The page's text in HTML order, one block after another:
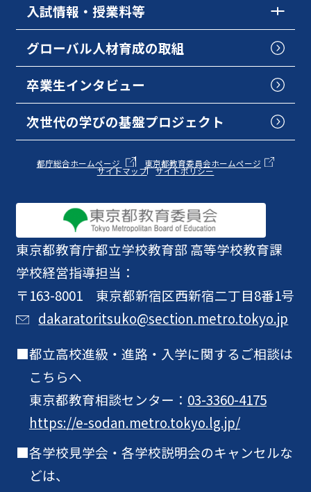
東京都教育庁都立学校教育部 高等学校教育課
学校経営指導担当：
〒163-8001 東京都新宿区西新宿二丁目8番1号
dakaratoritsuko@section.metro.tokyo.jp
都立高校進級・進路・入学に関するご相談は
こちらへ
東京都教育相談センター： 03-3360-4175
https://e-sodan.metro.tokyo.lg.jp/
各学校見学会・各学校説明会のキャンセルな
どは、
入試情報・授業料等
グローバル人材育成の取組
卒業生インタビュー
次世代の学びの基盤プロジェクト
都庁総合ホームページ 東京都教育委員会ホームページ
サイトマップ サイトポリシー